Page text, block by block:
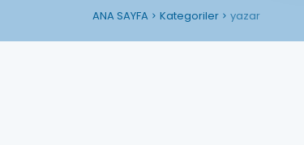
ANA SAYFA Kategoriler yazar